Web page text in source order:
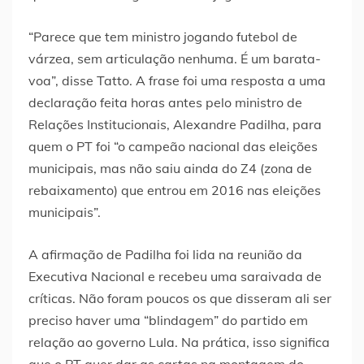
“Parece que tem ministro jogando futebol de
várzea, sem articulação nenhuma. É um barata-
voa”, disse Tatto. A frase foi uma resposta a uma
declaração feita horas antes pelo ministro de
Relações Institucionais, Alexandre Padilha, para
quem o PT foi “o campeão nacional das eleições
municipais, mas não saiu ainda do Z4 (zona de
rebaixamento) que entrou em 2016 nas eleições
municipais”.
A afirmação de Padilha foi lida na reunião da
Executiva Nacional e recebeu uma saraivada de
críticas. Não foram poucos os que disseram ali ser
preciso haver uma “blindagem” do partido em
relação ao governo Lula. Na prática, isso significa